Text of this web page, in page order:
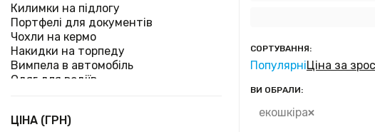
Килимки на підлогу
Портфелі для документів
Чохли на кермо
Накидки на торпеду
Вимпела в автомобіль
Одяг для водіїв
Подушки на підголовник
ЦІНА (ГРН)
СОРТУВАННЯ:
ПопулярніЦіна за
ВИ ОБРАЛИ:
екошкіра